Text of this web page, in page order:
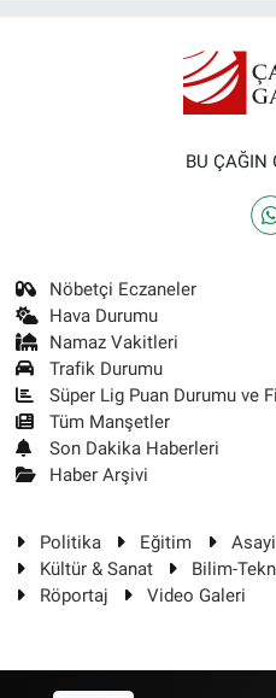
BU ÇAĞIN
Nöbetçi Eczaneler
Hava Durumu
Namaz Vakitleri
Trafik Durumu
Süper Lig Puan Durumu ve
Tüm Manşetler
Son Dakika Haberleri
Haber Arşivi
Politika Eğitim
Kültür & Sanat
Bilim-
Röportaj
Video Galeri